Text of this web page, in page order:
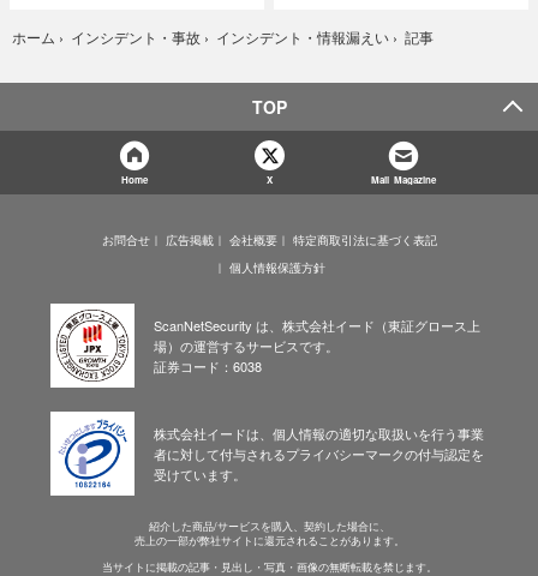
ホーム › インシデント・事故 › インシデント・情報漏えい › 記事
TOP
Home X Mail Magazine
お問合せ 広告掲載 会社概要
特定商取引法に基づく表記
個人情報保護方針
ScanNetSecurity は、株式会社イード（東証グロース上
場）の運営するサービスです。
証券コード：6038
株式会社イードは、個人情報の適切な取扱いを行う事業
者に対して付与されるプライバシーマークの付与認定を
受けています。
紹介した商品/サービスを購入、契約した場合に、
売上の一部が弊社サイトに還元されることがあります。
当サイトに掲載の記事・見出し・写真・画像の無断転載を禁じます。